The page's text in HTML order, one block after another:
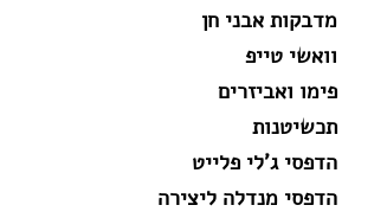
מדבקות אבני חן
וואשי טייפ
פימו ואביזרים
תכשיטנות
הדפסי ג'לי פלייט
הדפסי מנדלה ליצירה